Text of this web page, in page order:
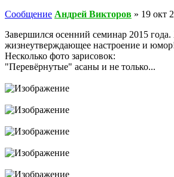
Сообщение Андрей Викторов » 19 окт
Завершился осенний семинар 2015
жизнеутверждающее настроение и
Несколько фото зарисовок:
"Перевёрнутые" асаны и не только...